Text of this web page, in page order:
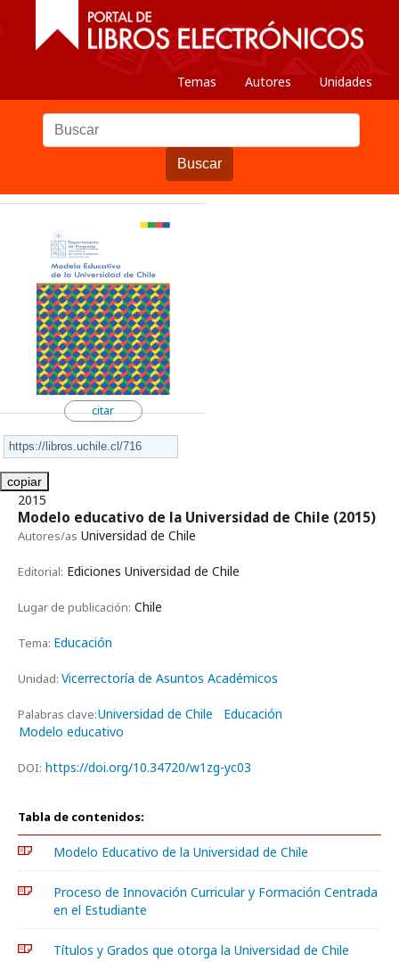
Temas Autores Unidades
Buscar
citar
copiar
2015
Modelo educativo de la Universidad de Chile (2015)
Autores/as Universidad de Chile
Editorial: Ediciones Universidad de Chile
Lugar de publicación: Chile
Tema: Educación
Unidad: Vicerrectoría de Asuntos Académicos
Palabras clave:Universidad de Chile
Educación
Modelo educativo
DOI: https://doi.org/10.34720/w1zg-yc03
Tabla de contenidos:
Modelo Educativo de la Universidad de Chile
Proceso de Innovación Curricular y Formación Centrada
en el Estudiante
Títulos y Grados que otorga la Universidad de Chile